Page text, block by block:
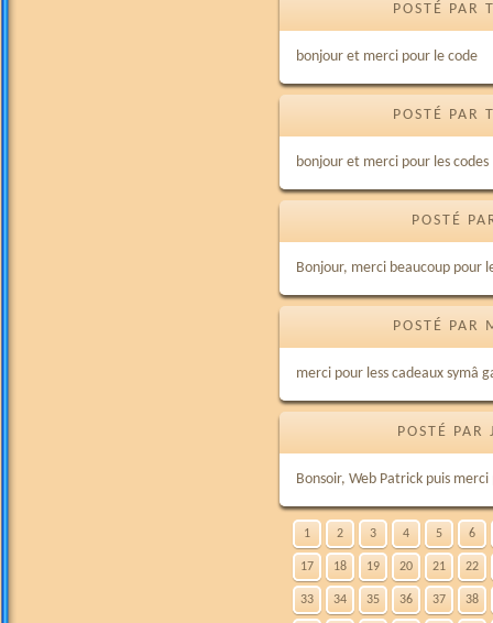
POSTÉ
bonjour et merci pour le code
POSTÉ
bonjour et merci pour les codes
POSTÉ
Bonjour, merci beaucoup pour
POSTÉ
merci pour less cadeaux symâ
POSTÉ
Bonsoir, Web Patrick puis
1 2 3 4 5 6
17 18 19 20 21 22
33 34 35 36 37 38